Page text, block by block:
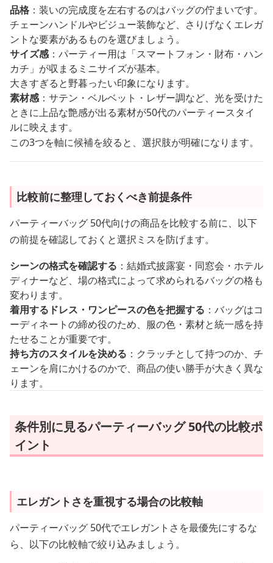
品格 ：装いの完成度を左右するのはバッグの佇まいです。
チェーンハンドルやビジュー装飾など、さりげなくエレガ
ントな要素があるものを選びましょう。
サイズ感：パーティー用は「スマートフォン・財布・ハン
カチ」が収まるミニサイズが基本。
大きすぎると野暮ったい印象になります。
素材感：サテン・ベルベット・レザー調など、光を受けた
ときに上品な艶感が出る素材が50代のパーティースタイ
ルに映えます。
この3つを軸に候補を絞ると、選択肢が明確になります。
比較前に整理しておくべき前提条件
パーティーバッグ 50代向けの商品を比較する前に、以下
の前提を確認しておくと選択ミスを防げます。
シーンの格式を確認する ：結婚式披露宴・同窓会・ホテル
ディナーなど、場の格式によって求められるバッグの格も
変わります。
着用するドレス・ワンピースの色を把握する ：バッグはコ
ーディネートの締め役のため、服の色・素材と統一感を持
たせることが重要です。
持ち方のスタイルを決める ：クラッチとして持つのか、チ
ェーンを肩にかけるのかで、商品の使い勝手が大きく異な
ります。
条件別に見るパーティーバッグ 50代の比較ポ
イント
エレガントさを重視する場合の比較軸
パーティーバッグ 50代でエレガントさを最優先にするな
ら、以下の比較軸で絞り込みましょう。